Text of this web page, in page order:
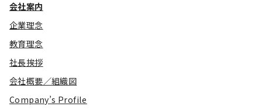
会社案内
企業理念
教育理念
社長挨拶
会社概要／組織図
Company’s Profile